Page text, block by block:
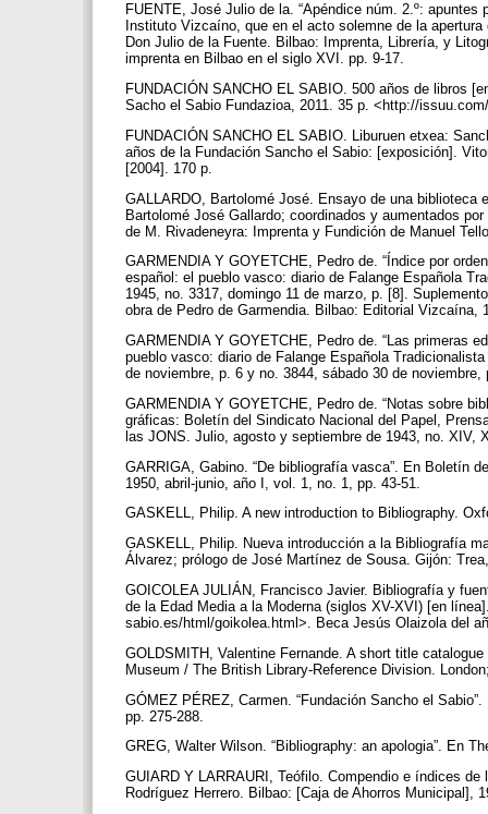
FUENTE, José Julio de la. “Apéndice núm. 2.º:
Instituto Vizcaíno, que en el acto solemne de la
Don Julio de la Fuente. Bilbao: Imprenta, Librería, y
imprenta en Bilbao en el siglo XVI. pp. 9-17.
FUNDACIÓN SANCHO EL SABIO. 500 años de libros
Sacho el Sabio Fundazioa, 2011. 35 p. <http://
FUNDACIÓN SANCHO EL SABIO. Liburuen etxea:
años de la Fundación Sancho el Sabio: [exposición].
[2004]. 170 p.
GALLARDO, Bartolomé José. Ensayo de una
Bartolomé José Gallardo; coordinados y aumentados
de M. Rivadeneyra: Imprenta y Fundición de Manuel
GARMENDIA Y GOYETCHE, Pedro de. “Índice por
español: el pueblo vasco: diario de Falange Española
1945, no. 3317, domingo 11 de marzo, p. [8].
obra de Pedro de Garmendia. Bilbao: Editorial Vizcaína,
GARMENDIA Y GOYETCHE, Pedro de. “Las primeras
pueblo vasco: diario de Falange Española
de noviembre, p. 6 y no. 3844, sábado 30 de
GARMENDIA Y GOYETCHE, Pedro de. “Notas sobre
gráficas: Boletín del Sindicato Nacional del Papel,
las JONS. Julio, agosto y septiembre de 1943, no. XIV,
GARRIGA, Gabino. “De bibliografía vasca”. En Boletín
1950, abril-junio, año I, vol. 1, no. 1, pp. 43-51.
GASKELL, Philip. A new introduction to Bibliography.
GASKELL, Philip. Nueva introducción a la Bibliografía
Álvarez; prólogo de José Martínez de Sousa. Gijón:
GOICOLEA JULIÁN, Francisco Javier. Bibliografía y
de la Edad Media a la Moderna (siglos XV-XVI) [en
sabio.es/html/goikolea.html>. Beca Jesús Olaizola del
GOLDSMITH, Valentine Fernande. A short title
Museum / The British Library-Reference Division.
GÓMEZ PÉREZ, Carmen. “Fundación Sancho el
pp. 275-288.
GREG, Walter Wilson. “Bibliography: an apologia”. En
GUIARD Y LARRAURI, Teófilo. Compendio e índices
Rodríguez Herrero. Bilbao: [Caja de Ahorros Municipal],